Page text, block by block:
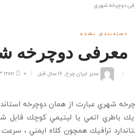
دوچرخه شهری
دسته‌بندی نشده
معرفی دوچرخه
مدیر ایران چرخ, ۱۶ سال قبل ۰ min
شهري عبارت از همان دوچرخه
يك باطري اتمي يا ليتيمي كوچك قابل